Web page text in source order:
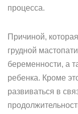
процесса.
Причиной,
грудной
беременности, а
ребенка. Кроме
развиваться в